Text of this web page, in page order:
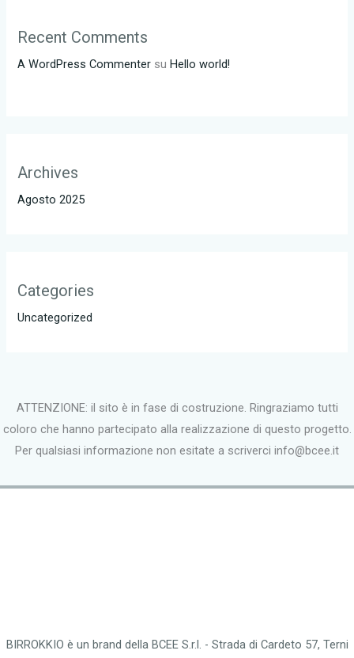
Recent Comments
A WordPress Commenter suHello world!
Archives
Agosto 2025
Categories
Uncategorized
ATTENZIONE: il sito è in fase di costruzione. Ringraziamo tutti
coloro che hanno partecipato alla realizzazione di questo progetto.
Per qualsiasi informazione non esitate a scriverci info@bcee.it
BIRROKKIO è un brand della BCEE S.r.l. - Strada di Cardeto 57, Terni